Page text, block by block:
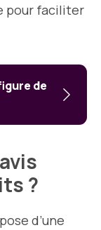
pour faciliter
de
?
d’une